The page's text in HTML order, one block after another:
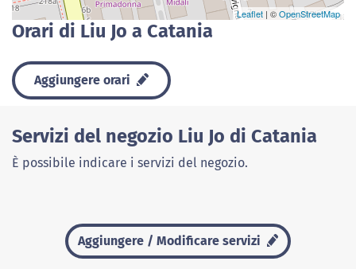
Leaflet | ©OpenStreetMap
Orari di Liu Jo a Catania
Aggiungere orari
Servizi del negozio Liu Jo di Catania
È possibile indicare i servizi del negozio.
Aggiungere / Modificare servizi